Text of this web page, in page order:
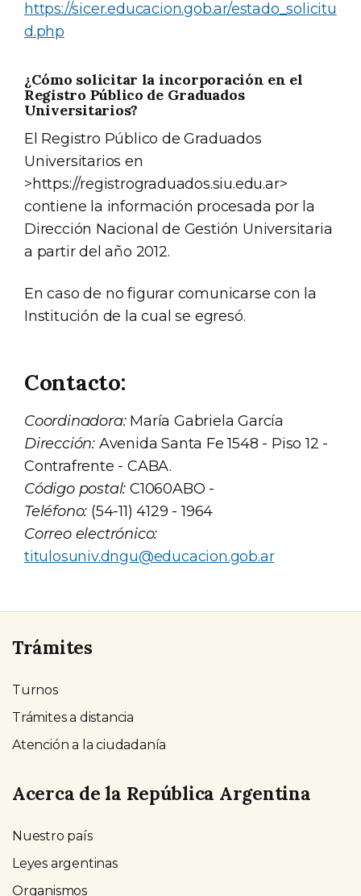
https://sicer.educacion.gob.ar/estado_solicitu
d.php
¿Cómo solicitar la incorporación en el
Registro Público de Graduados
Universitarios?
El Registro Público de Graduados
Universitarios en
>https://registrograduados.siu.edu.ar>
contiene la información procesada por la
Dirección Nacional de Gestión Universitaria
a partir del año 2012.
En caso de no figurar comunicarse con la
Institución de la cual se egresó.
Contacto:
Coordinadora:María Gabriela García
Dirección: Avenida Santa Fe 1548 - Piso 12 -
Contrafrente - CABA.
Código postal: C1060ABO -
Teléfono: (54-11) 4129 - 1964
Correo electrónico:
titulosuniv.dngu@educacion.gob.ar
Trámites
Turnos
Trámites a distancia
Atención a la ciudadanía
Acerca de la República Argentina
Nuestro país
Leyes argentinas
Organismos